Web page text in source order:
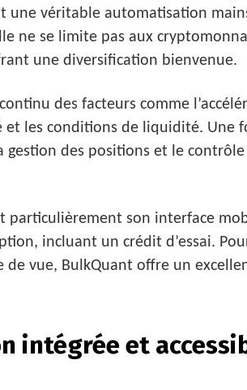
une véritable automatisation
ne se limite pas aux
une diversification bienvenue.
des facteurs comme
les conditions de liquidité. Une
gestion des positions et le
particulièrement son interface
incluant un crédit d’essai.
de vue, BulkQuant offre un
intégrée et